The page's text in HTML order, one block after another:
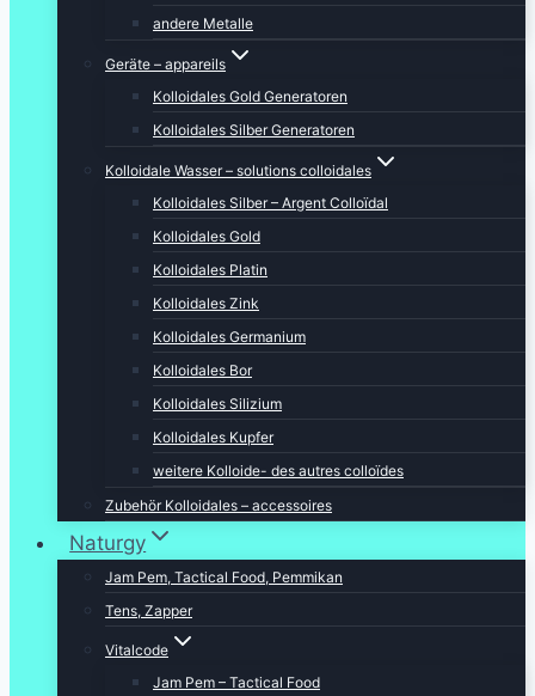
andere Metalle
Geräte – appareils
Kolloidales Gold Generatoren
Kolloidales Silber Generatoren
Kolloidale Wasser – solutions colloidales
Kolloidales Silber – Argent Colloïdal
Kolloidales Gold
Kolloidales Platin
Kolloidales Zink
Kolloidales Germanium
Kolloidales Bor
Kolloidales Silizium
Kolloidales Kupfer
weitere Kolloide- des autres colloïdes
Zubehör Kolloidales – accessoires
Naturgy
Jam Pem, Tactical Food, Pemmikan
Tens, Zapper
Vitalcode
Jam Pem – Tactical Food